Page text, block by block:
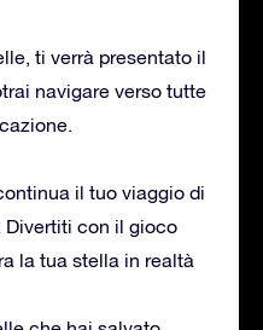
ti verrà presentato il
navigare verso tutte
il tuo viaggio di
Divertiti con il gioco
la tua stella in realtà